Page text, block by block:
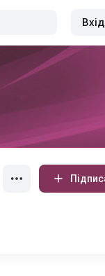
Вхід